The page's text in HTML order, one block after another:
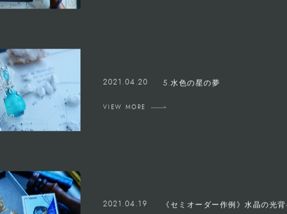
2021.04.20 5.水色の星の夢
VIEW MORE
2021.04.19 《セミオーダー作例》水晶の光